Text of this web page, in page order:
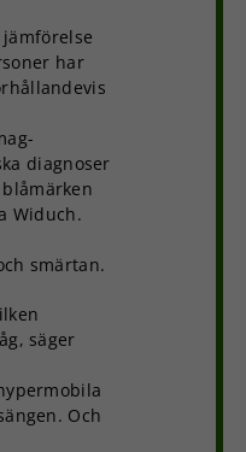
har
diagnoser
Widuch.
smärtan.
säger
Och